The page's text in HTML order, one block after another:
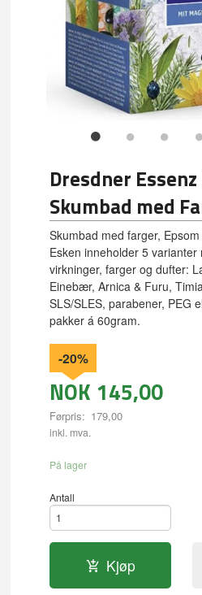
Dresdner
Skumbad med
Skumbad med farger,
Esken inneholder 5 varianter
virkninger, farger og dufter:
Einebær, Arnica & Furu,
SLS/SLES, parabener, PEG
pakker á 60gram.
NOK 145,00
Førpris: 179,00
Rabatt
-20%
inkl. mva.
På lager
Antall
Kjøp